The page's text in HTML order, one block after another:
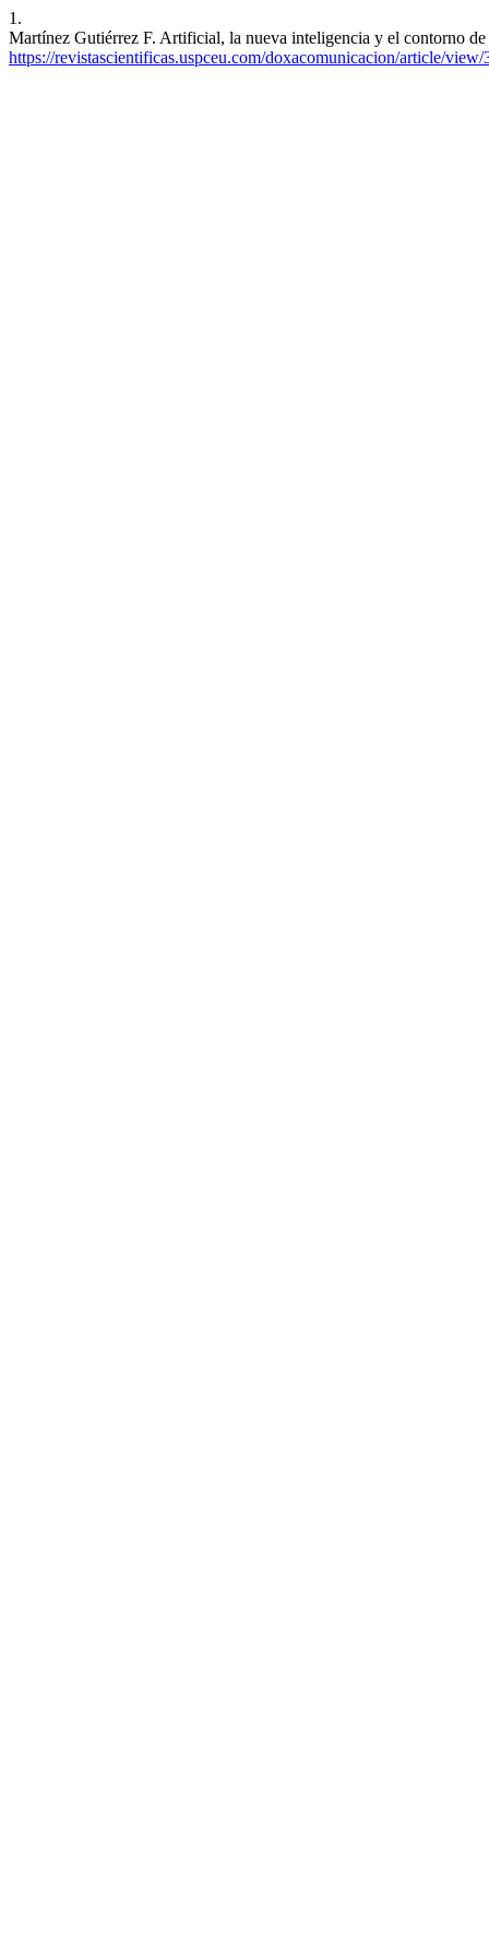
1.
Martínez Gutiérrez F. Artificial, la nueva inteligencia y el contorno
https://revistascientificas.uspceu.com/doxacomunicacion/article/view/